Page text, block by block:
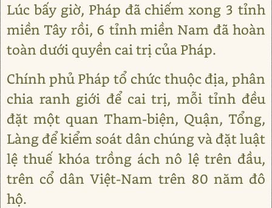
Lúc bấy giờ, Pháp đã chiếm xong 3 tỉnh
miền Tây rồi, 6 tỉnh miền Nam đã hoàn
toàn dưới quyền cai trị của Pháp.
Chính phủ Pháp tổ chức thuộc địa, phân
chia ranh giới để cai trị, mỗi tỉnh đều
đặt một quan Tham-biện, Quận, Tổng,
Làng để kiểm soát dân chúng và đặt luật
lệ thuế khóa trồng ách nô lệ trên đầu,
trên cổ dân Việt-Nam trên 80 năm đô
hộ.